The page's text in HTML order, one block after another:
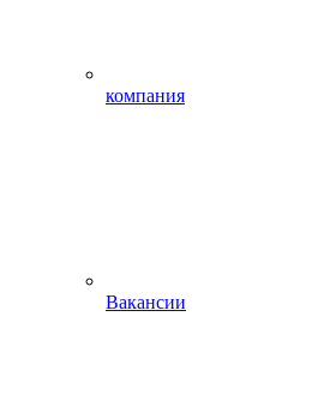
компания
Вакансии